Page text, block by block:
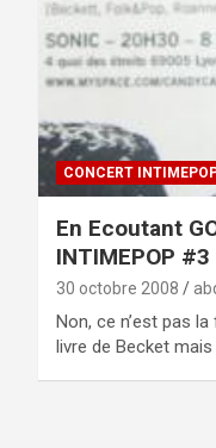
CONCERT
En Ecoutant
INTIMEPOP #3
30 octobre 2008
Non, ce n’est pas
livre de Becket